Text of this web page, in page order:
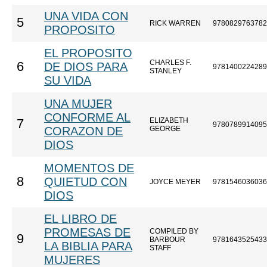
5
UNA VIDA CON
PROPOSITO
RICK WARREN 9780829763782
6
EL PROPOSITO
DE DIOS PARA
SU VIDA
CHARLES F.
STANLEY
9781400224289
7
UNA MUJER
CONFORME AL
CORAZON DE
DIOS
ELIZABETH
GEORGE
9780789914095
8
MOMENTOS DE
QUIETUD CON
DIOS
JOYCE MEYER 9781546036036
9
EL LIBRO DE
PROMESAS DE
LA BIBLIA PARA
MUJERES
COMPILED BY
BARBOUR
STAFF
9781643525433